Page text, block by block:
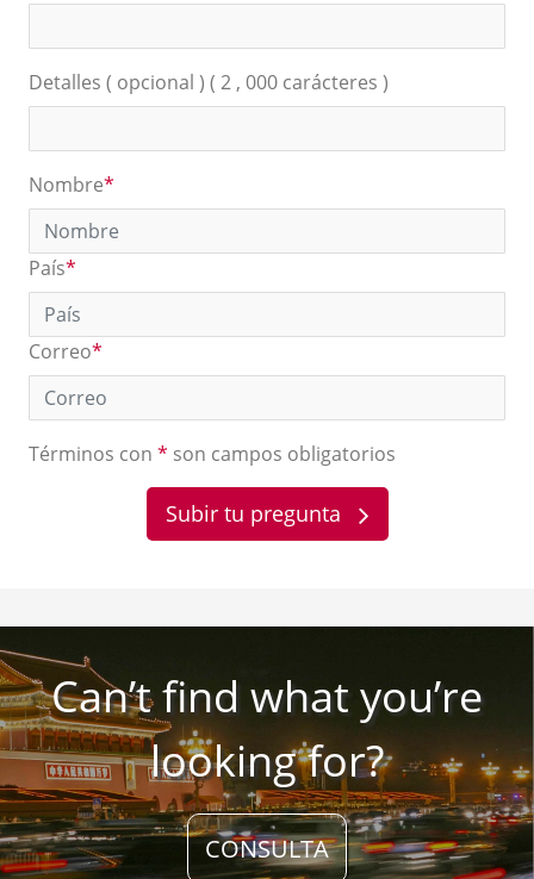
Detalles ( opcional ) ( 2 , 000 carácteres )
Nombre*
País*
Correo*
Términos con * son campos obligatorios
Can’t find what you’re
looking for?
CONSULTA